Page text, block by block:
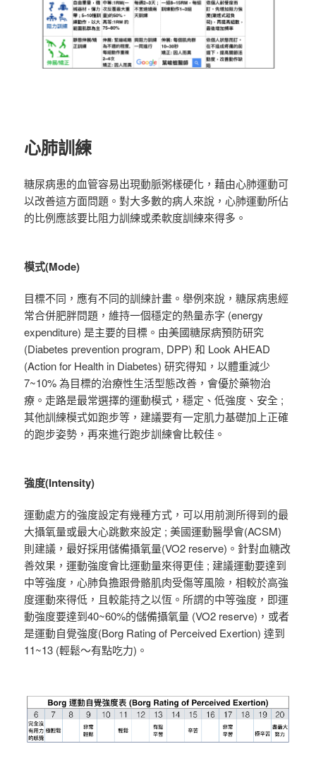
心肺訓練
糖尿病患的血管容易出現動脈粥樣硬化，藉由心肺運動可
以改善這方面問題。對大多數的病人來說，心肺運動所佔
的比例應該要比阻力訓練或柔軟度訓練來得多。
模式(Mode)
目標不同，應有不同的訓練計畫。舉例來說，糖尿病患經
常合併肥胖問題，維持一個穩定的熱量赤字 (energy
expenditure) 是主要的目標。由美國糖尿病預防研究
(Diabetes prevention program, DPP) 和 Look AHEAD
(Action for Health in Diabetes) 研究得知，以體重減少
7~10% 為目標的治療性生活型態改善，會優於藥物治
療。走路是最常選擇的運動模式，穩定、低強度、安全 ;
其他訓練模式如跑步等，建議要有一定肌力基礎加上正確
的跑步姿勢，再來進行跑步訓練會比較佳。
強度(Intensity)
運動處方的強度設定有幾種方式，可以用前測所得到的最
大攝氧量或最大心跳數來設定 ; 美國運動醫學會(ACSM)
則建議，最好採用儲備攝氧量(VO2 reserve)。針對血糖改
善效果，運動強度會比運動量來得更佳 ; 建議運動要達到
中等強度，心肺負擔跟骨骼肌肉受傷等風險，相較於高強
度運動來得低，且較能持之以恆。所謂的中等強度，即運
動強度要達到40~60%的儲備攝氧量 (VO2 reserve)，或者
是運動自覺強度(Borg Rating of Perceived Exertion) 達到
11~13 (輕鬆～有點吃力)。